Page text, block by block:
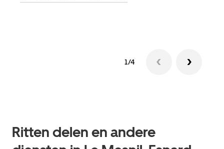
1/4
Ritten delen en andere